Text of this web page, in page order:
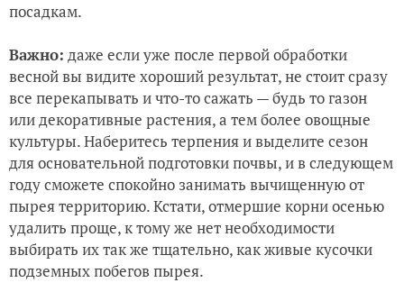
посадкам.
Важно: даже если уже после первой обработки
весной вы видите хороший результат, не стоит сразу
все перекапывать и что-то сажать — будь то газон
или декоративные растения, а тем более овощные
культуры. Наберитесь терпения и выделите сезон
для основательной подготовки почвы, и в следующем
году сможете спокойно занимать вычищенную от
пырея территорию. Кстати, отмершие корни осенью
удалить проще, к тому же нет необходимости
выбирать их так же тщательно, как живые кусочки
подземных побегов пырея.